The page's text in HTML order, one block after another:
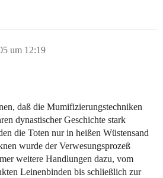
um 12:19
daß die Mumifizierungstechniken
dynastischer Geschichte stark
die Toten nur in heißen Wüstensand
wurde der Verwesungsprozeß
weitere Handlungen dazu, vom
Leinenbinden bis schließlich zur